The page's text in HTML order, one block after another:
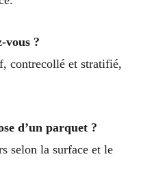
vous ?
contrecollé et stratifié,
d’un parquet ?
selon la surface et le